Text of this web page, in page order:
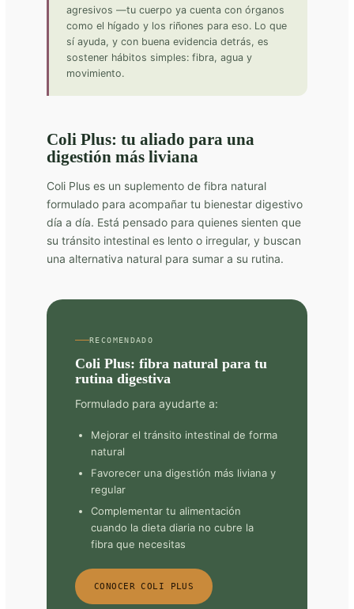
agresivos —tu cuerpo ya cuenta con órganos
como el hígado y los riñones para eso. Lo que
sí ayuda, y con buena evidencia detrás, es
sostener hábitos simples: fibra, agua y
movimiento.
Coli Plus: tu aliado para una
digestión más liviana
Coli Plus es un suplemento de fibra natural
formulado para acompañar tu bienestar digestivo
día a día. Está pensado para quienes sienten que
su tránsito intestinal es lento o irregular, y buscan
una alternativa natural para sumar a su rutina.
RECOMENDADO
Coli Plus: fibra natural para tu
rutina digestiva
Formulado para ayudarte a:
Mejorar el tránsito intestinal de forma
natural
Favorecer una digestión más liviana y
regular
Complementar tu alimentación
cuando la dieta diaria no cubre la
fibra que necesitas
CONOCER COLI PLUS